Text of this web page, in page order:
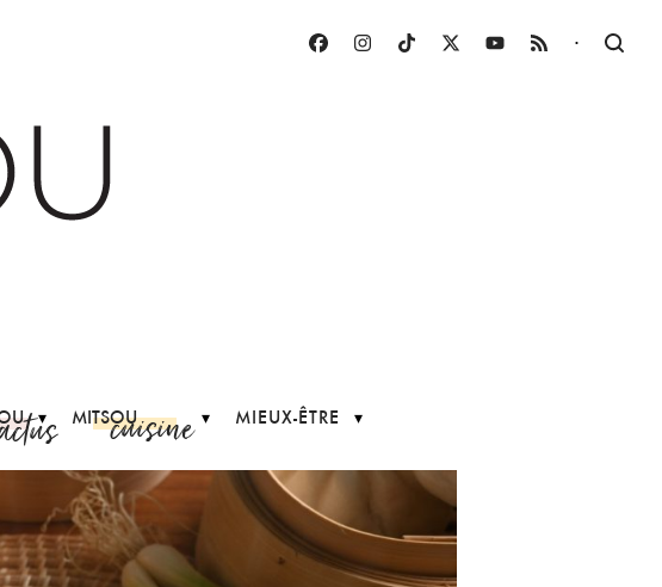
·
MITSOUcuisine MIEUX-ÊTRE